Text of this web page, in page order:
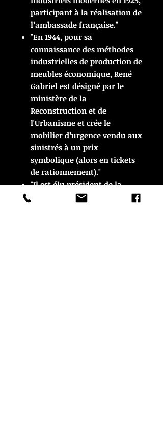
participant à la réalisation de
l’ambassade française."
"En 1944, pour sa
connaissance des méthodes
industrielles de production de
meubles économique, René
Gabriel est désigné par le
ministère de la
Reconstruction et de
l'Urbanisme et crée le
mobilier d’urgence vendu aux
sinistrés à un prix
symbolique (alors en tickets
de rationnement)."
"Il est élu président de la
Société des artistes